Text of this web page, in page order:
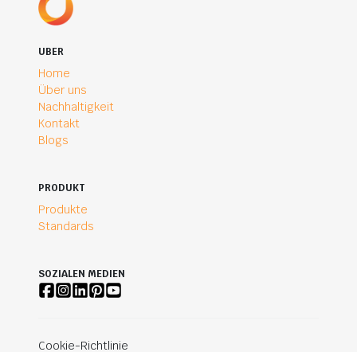
UBER
Home
Über uns
Nachhaltigkeit
Kontakt
Blogs
PRODUKT
Produkte
Standards
SOZIALEN MEDIEN
Cookie-Richtlinie